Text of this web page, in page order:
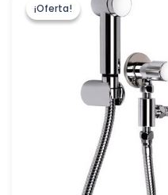
¡Oferta!
¡Oferta!